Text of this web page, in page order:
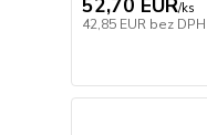
52,70 EUR/ks
42,85 EUR bez DPH